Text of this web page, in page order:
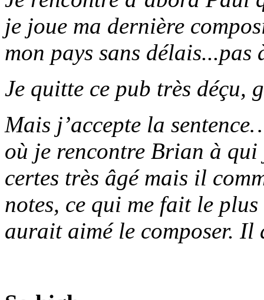
je joue ma dernière
mon pays sans délais...pas
Je quitte ce pub très déçu,
Mais j’accepte la
où je rencontre Brian à qui
certes très âgé mais il
notes, ce qui me fait le
aurait aimé le composer.